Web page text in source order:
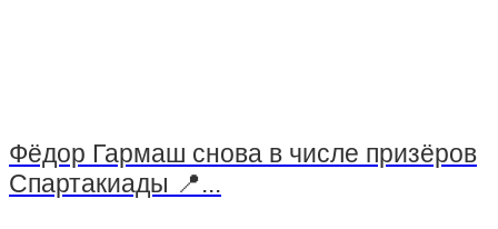
Фёдор Гармаш снова в числе призёров
Спартакиады 📍...